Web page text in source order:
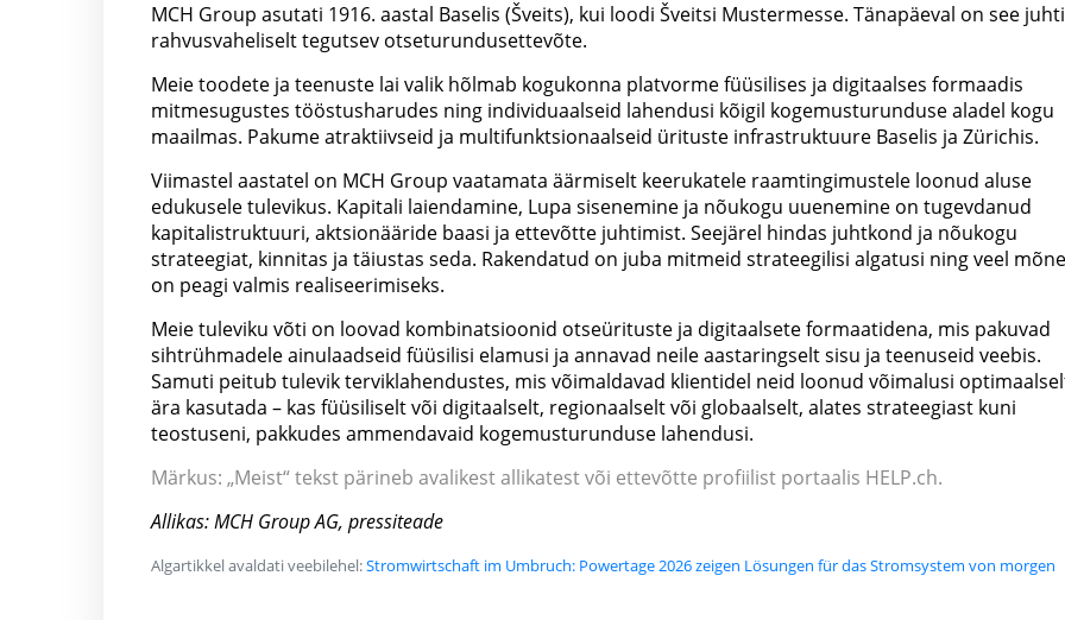
MCH Group asutati 1916. aastal Baselis (Šveits), kui loodi Šveitsi Mustermesse. Tänapäeval on see
rahvusvaheliselt tegutsev otseturundusettevõte.
Meie toodete ja teenuste lai valik hõlmab kogukonna platvorme füüsilises ja digitaalses formaadis
mitmesugustes tööstusharudes ning individuaalseid lahendusi kõigil kogemusturunduse aladel kogu
maailmas. Pakume atraktiivseid ja multifunktsionaalseid ürituste infrastruktuure Baselis ja Zürichis.
Viimastel aastatel on MCH Group vaatamata äärmiselt keerukatele raamtingimustele loonud aluse
edukusele tulevikus. Kapitali laiendamine, Lupa sisenemine ja nõukogu uuenemine on tugevdanud
kapitalistruktuuri, aktsionääride baasi ja ettevõtte juhtimist. Seejärel hindas juhtkond ja nõukogu
strateegiat, kinnitas ja täiustas seda. Rakendatud on juba mitmeid strateegilisi algatusi ning veel
on peagi valmis realiseerimiseks.
Meie tuleviku võti on loovad kombinatsioonid otseürituste ja digitaalsete formaatidena, mis pakuvad
sihtrühmadele ainulaadseid füüsilisi elamusi ja annavad neile aastaringselt sisu ja teenuseid veebis.
Samuti peitub tulevik terviklahendustes, mis võimaldavad klientidel neid loonud võimalusi
ära kasutada – kas füüsiliselt või digitaalselt, regionaalselt või globaalselt, alates strateegiast kuni
teostuseni, pakkudes ammendavaid kogemusturunduse lahendusi.
Märkus: „Meist“ tekst pärineb avalikest allikatest või ettevõtte profiilist portaalis HELP.ch.
Allikas: MCH Group AG, pressiteade
Algartikkel avaldati veebilehel:Stromwirtschaft im Umbruch: Powertage 2026 zeigen Lösungen für das Stromsystem von morgen